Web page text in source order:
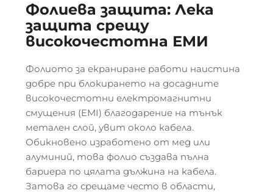
Фолиева защита: Лека
защита срещу
високочестотна ЕМИ
Фолиото за екраниране работи наистина
добре при блокирането на досадните
високочестотни електромагнитни
смущения (EMI) благодарение на тънък
метален слой, увит около кабела.
Обикновено изработено от мед или
алуминий, това фолио създава пълна
бариера по цялата дължина на кабела.
Затова го срещаме често в области,